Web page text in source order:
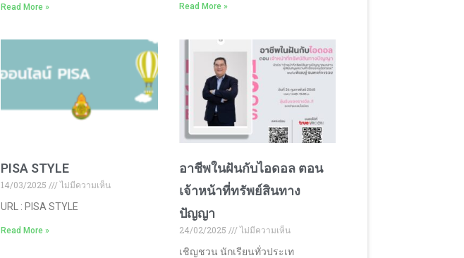
Read More » Read More »
PISA STYLE
14/03/2025
ไม่มีความเห็น
URL : PISA STYLE
Read More »
อาชีพในฝันกับไอดอล ตอน
เจ้าหน้าที่ทรัพย์สินทาง
ปัญญา
24/02/2025
ไม่มีความเห็น
เชิญชวน นักเรียนทั่วประเท